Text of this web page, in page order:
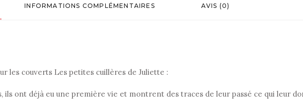
INFORMATIONS COMPLÉMENTAIRES AVIS (0)
les couverts Les petites cuillères de Juliette :
ils ont déjà eu une première vie et montrent des traces de leur passé ce qui leur